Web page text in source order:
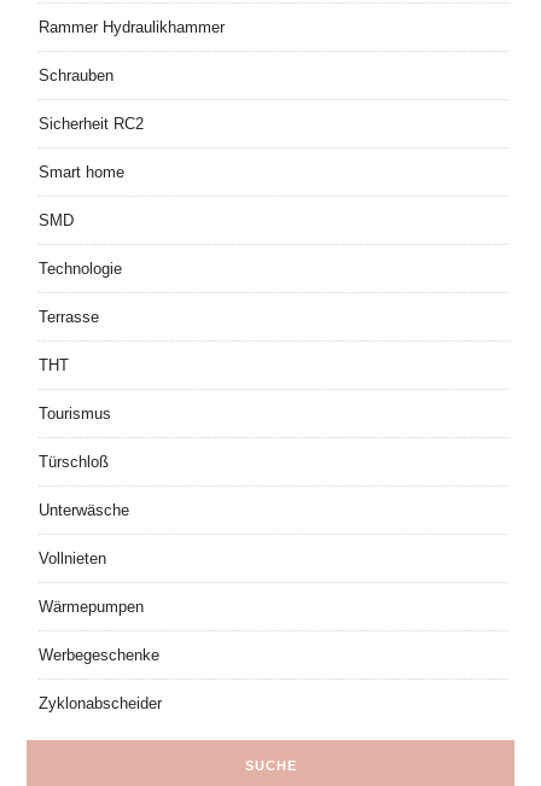
Rammer Hydraulikhammer
Schrauben
Sicherheit RC2
Smart home
SMD
Technologie
Terrasse
THT
Tourismus
Türschloß
Unterwäsche
Vollnieten
Wärmepumpen
Werbegeschenke
Zyklonabscheider
SUCHE